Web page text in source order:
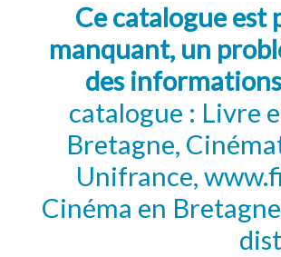
Ce catalogue est
manquant, un
des
catalogue : Livre
Bretagne,
Unifrance,
Cinéma en